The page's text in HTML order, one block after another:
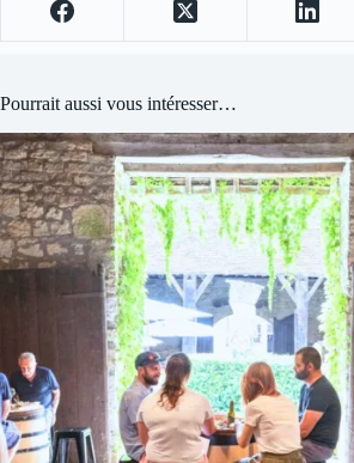
Pourrait aussi vous intéresser…